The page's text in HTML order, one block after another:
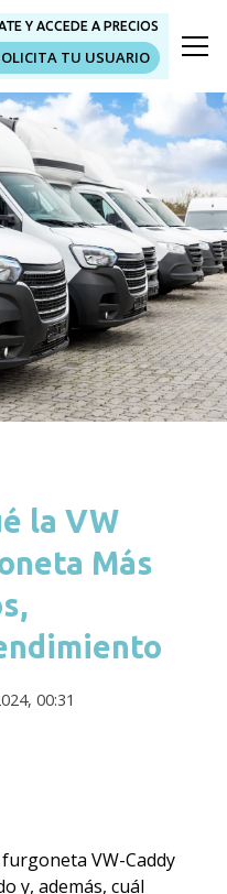
Y ACCEDE A PRECIOS
TU USUARIO
la VW
Más
00:31
VW-Caddy
y, además, cuál